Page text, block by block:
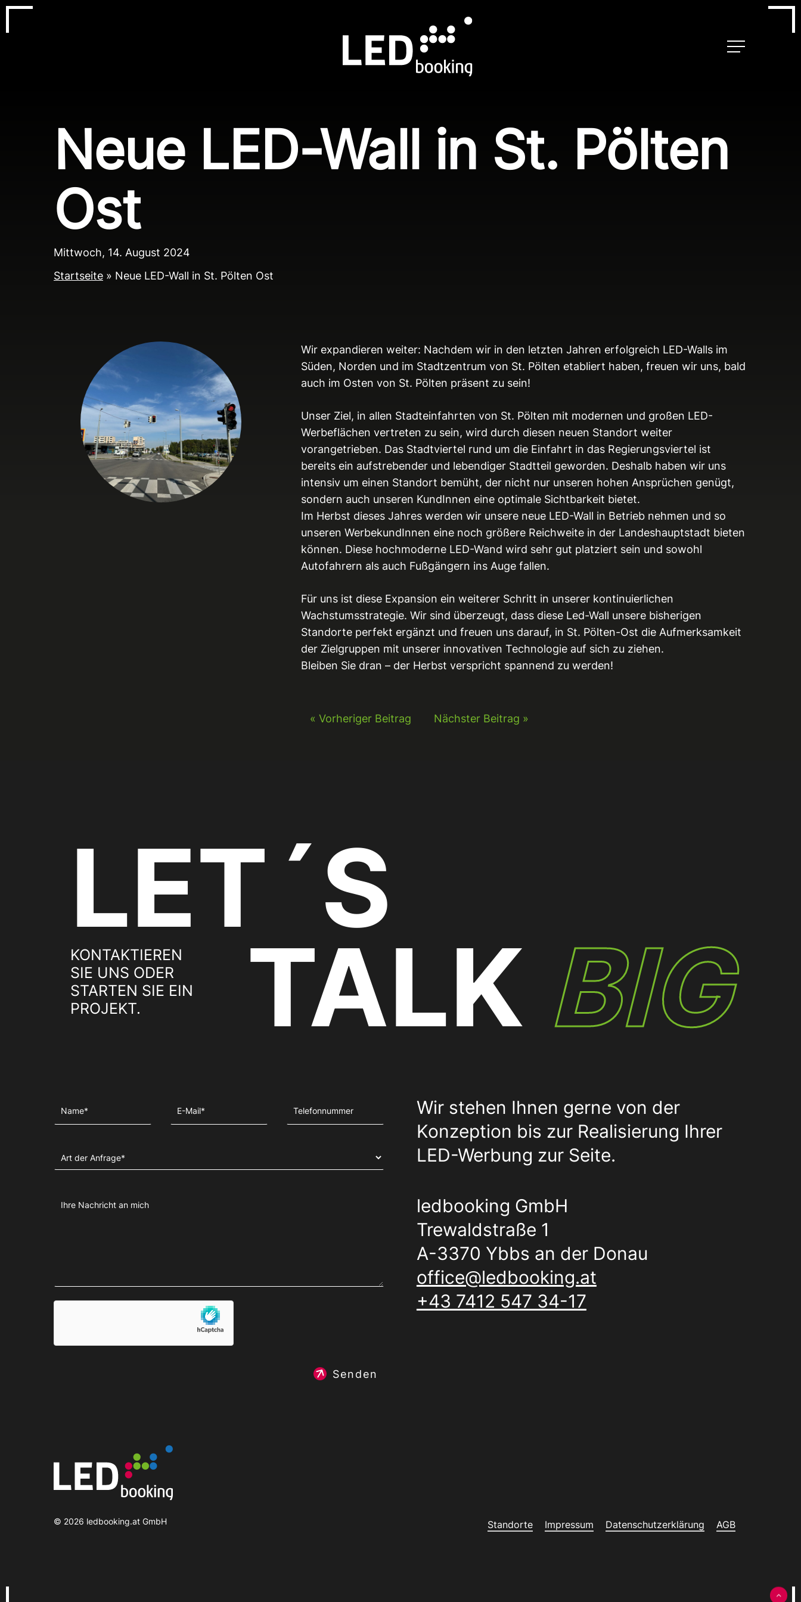
Skip
to
Menu
Neue LED-Wall in St. Pölten
Ost
Mittwoch, 14. August 2024
Startseite » Neue LED-Wall in St. Pölten Ost
Wir expandieren weiter: Nachdem wir in den letzten Jahren erfolgreich LED-Walls im
Süden, Norden und im Stadtzentrum von St. Pölten etabliert haben, freuen wir uns, bald
auch im Osten von St. Pölten präsent zu sein!
Unser Ziel, in allen Stadteinfahrten von St. Pölten mit modernen und großen LED-
Werbeflächen vertreten zu sein, wird durch diesen neuen Standort weiter
vorangetrieben. Das Stadtviertel rund um die Einfahrt in das Regierungsviertel ist
bereits ein aufstrebender und lebendiger Stadtteil geworden. Deshalb haben wir uns
intensiv um einen Standort bemüht, der nicht nur unseren hohen Ansprüchen genügt,
sondern auch unseren KundInnen eine optimale Sichtbarkeit bietet.
Im Herbst dieses Jahres werden wir unsere neue LED-Wall in Betrieb nehmen und so
unseren WerbekundInnen eine noch größere Reichweite in der Landeshauptstadt bieten
können. Diese hochmoderne LED-Wand wird sehr gut platziert sein und sowohl
Autofahrern als auch Fußgängern ins Auge fallen.
Für uns ist diese Expansion ein weiterer Schritt in unserer kontinuierlichen
Wachstumsstrategie. Wir sind überzeugt, dass diese Led-Wall unsere bisherigen
Standorte perfekt ergänzt und freuen uns darauf, in St. Pölten-Ost die Aufmerksamkeit
der Zielgruppen mit unserer innovativen Technologie auf sich zu ziehen.
Bleiben Sie dran – der Herbst verspricht spannend zu werden!
« Vorheriger Beitrag Nächster Beitrag »
LET´S
KONTAKTIEREN
SIE UNS ODER
STARTEN SIE EIN
PROJEKT.
TALK BIG
Senden
Wir stehen Ihnen gerne von der
Konzeption bis zur Realisierung Ihrer
LED-Werbung zur Seite.
ledbooking GmbH
Trewaldstraße 1
A-3370 Ybbs an der Donau
office@ledbooking.at
+43 7412 547 34-17
© 2026 ledbooking.at GmbH Standorte Impressum Datenschutzerklärung AGB